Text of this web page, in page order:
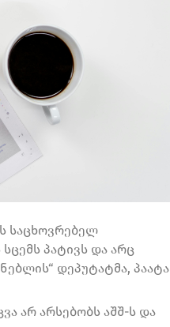
საცხოვრებელ
პატივს და არც
დეპუტატმა, პაატა
არ არსებობს აშშ-ს და